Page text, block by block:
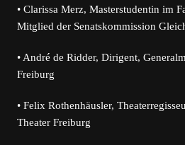
• Clarissa Merz, Masterstudentin im
Mitglied der Senatskommission
• André de Ridder, Dirigent,
Freiburg
• Felix Rothenhäusler,
Theater Freiburg